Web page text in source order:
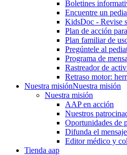
Boletines
Encuentre un
KidsDoc - Revise
Plan de acción
Plan familiar de
Pregúntele al
Programa de
Rastre​​ador de
Retraso motor:
Nuestra misiónNuestra misión
Nuestra misión
AAP en acción
Nuestros
Oportunidades de
Difunda el mensaje
Editor médico y
Tienda aap